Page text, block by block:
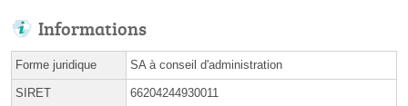
Informations
Forme juridique SA à conseil d'administration
SIRET 66204244930011